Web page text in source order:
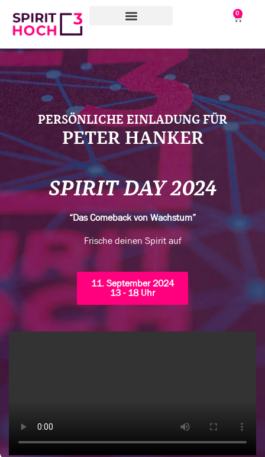
0
PERSÖNLICHE EINLADUNG FÜR
PETER HANKER
SPIRIT DAY 2024
“Das Comeback von Wachstum”
Frische deinen Spirit auf
11. September 2024
13 - 18 Uhr